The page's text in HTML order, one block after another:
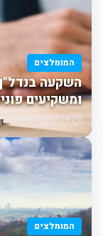
המומלצים
השקעה
ומשקיעים
17:25 תוכן
המומלצים